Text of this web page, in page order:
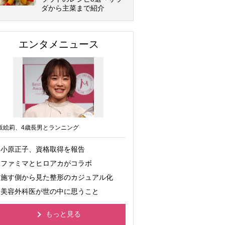
ダから主菜まで紹介
エンタメニュース
絵莉、4歳長男とランニング
小原正子、資格取得を報告
ファミマとヒロアカがコラボ
施す側から見た整形のカジュアル化
美容外科医が世の中に思うこと
もっと見る